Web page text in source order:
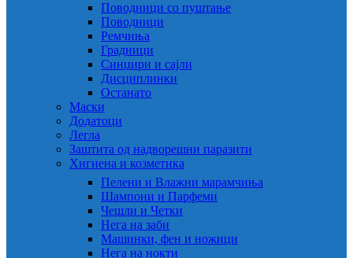
Поводници со пуштање
Поводници
Ремчиња
Градници
Синџири и сајли
Дисциплинки
Останато
Маски
Додатоци
Легла
Заштита од надворешни паразити
Хигиена и козметика
Пелени и Влажни марамчиња
Шампони и Парфеми
Чешли и Четки
Нега на заби
Машинки, фен и ножици
Нега на нокти